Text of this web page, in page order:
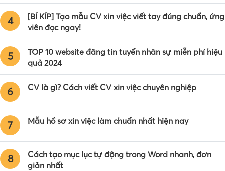
4
[BÍ KÍP] Tạo mẫu CV xin việc viết tay đúng chuẩn, ứng
viên đọc ngay!
5
TOP 10 website đăng tin tuyển nhân sự miễn phí hiệu
quả 2024
6 CV là gì? Cách viết CV xin việc chuyên nghiệp
7 Mẫu hồ sơ xin việc làm chuẩn nhất hiện nay
8
Cách tạo mục lục tự động trong Word nhanh, đơn
giản nhất